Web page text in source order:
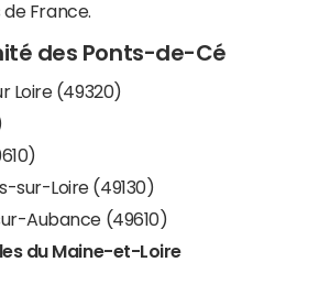
de France.
des Ponts-de-Cé
Loire (49320)
sur-Loire (49130)
Aubance (49610)
du Maine-et-Loire